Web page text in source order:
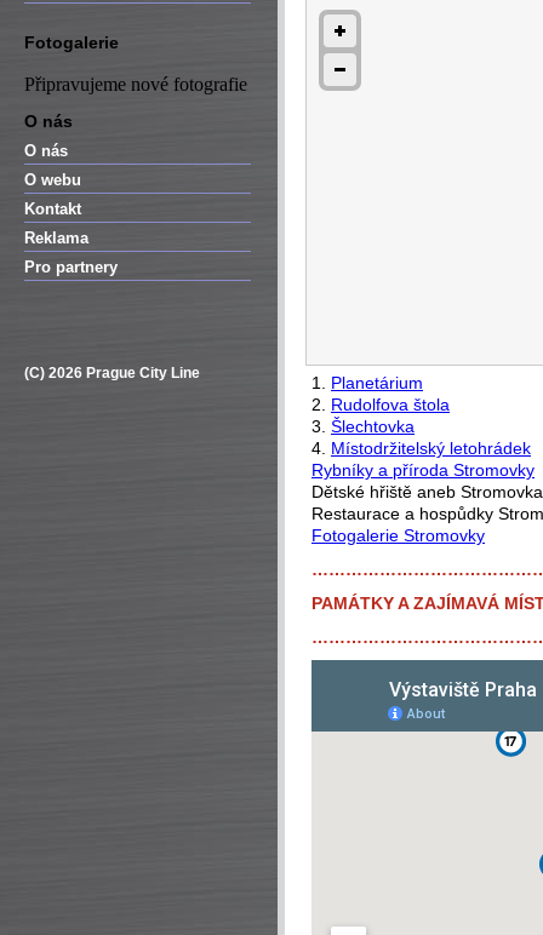
Fotogalerie
Připravujeme nové fotografie
O nás
O nás
O webu
Kontakt
Reklama
Pro partnery
(C) 2026 Prague City Line 1. Planetárium
2. Rudolfova štola
3. Šlechtovka
4. Místodržitelský letohrádek
Rybníky a příroda Stromovky
Dětské hřiště aneb
Restaurace a hospůdky
Fotogalerie Stromovky
PAMÁTKY A ZAJÍMAVÁ